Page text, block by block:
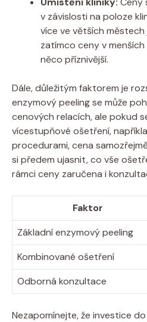
v závislosti na poloze
více ve větších městech
zatímco ceny v
něco příznivější.
Dále, důležitým faktorem je
enzymový peeling se může
cenových relacích, ale pokud
vícestupňové ošetření,
procedurami, cena
si předem ujasnit, co vše
rámci ceny zaručena i
Faktor
Základní enzymový peeling
Kombinované ošetření
Odborná konzultace
Nezapomínejte, že investice